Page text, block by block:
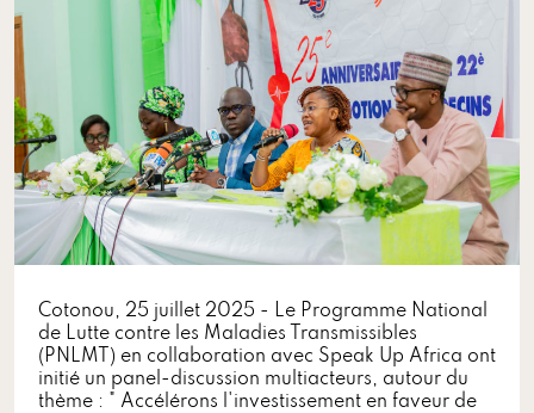
Cotonou, 25 juillet 2025 - Le Programme National
de Lutte contre les Maladies Transmissibles
(PNLMT) en collaboration avec Speak Up Africa ont
initié un panel-discussion multiacteurs, autour du
thème : " Accélérons l'investissement en faveur de